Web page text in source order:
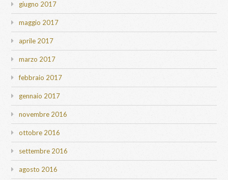
giugno 2017
maggio 2017
aprile 2017
marzo 2017
febbraio 2017
gennaio 2017
novembre 2016
ottobre 2016
settembre 2016
agosto 2016